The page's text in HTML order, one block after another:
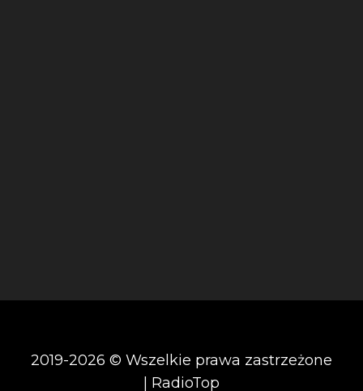
2019-2026 © Wszelkie prawa zastrzeżone
| RadioTop